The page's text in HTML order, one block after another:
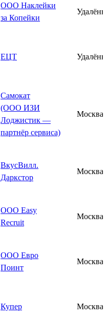
ООО Наклейки
за Копейки
ЕЦТ
Самокат
(ООО ИЗИ
Лоджистик —
партнёр сервиса)
Москва
ВкусВилл.
Даркстор
Москва
ООО Easy
Recruit
Москва
ООО Евро
Поинт
Москва
Купер Москва